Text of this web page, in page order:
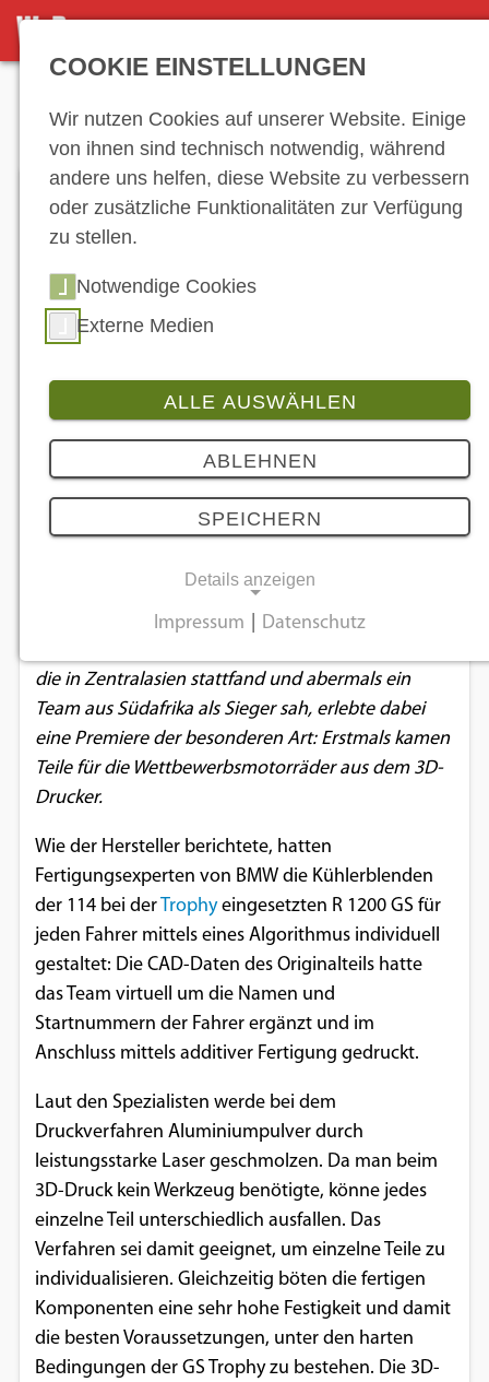
DETAILSEITE
BMW: 3D-Druck im Rallye-Einsatz
13.06.2018
Die GS Trophy 2018 von BMW ist Geschichte. Die
diesjährige Auflage des alle zwei Jahre
die in Zentralasien stattfand und abermals ein
Team aus Südafrika als Sieger sah, erlebte dabei
eine Premiere der besonderen Art: Erstmals kamen
Teile für die Wettbewerbsmotorräder aus dem 3D-
Drucker.
Wie der Hersteller berichtete, hatten
Fertigungsexperten von BMW die Kühlerblenden
der 114 bei derTrophyeingesetzten R 1200 GS für
jeden Fahrer mittels eines Algorithmus individuell
gestaltet: Die CAD-Daten des Originalteils hatte
das Team virtuell um die Namen und
Startnummern der Fahrer ergänzt und im
Anschluss mittels additiver Fertigung gedruckt.
Laut den Spezialisten werde bei dem
Druckverfahren Aluminiumpulver durch
leistungsstarke Laser geschmolzen. Da man beim
3D-Druck kein Werkzeug benötigte, könne jedes
einzelne Teil unterschiedlich ausfallen. Das
Verfahren sei damit geeignet, um einzelne Teile zu
individualisieren. Gleichzeitig böten die fertigen
Komponenten eine sehr hohe Festigkeit und damit
die besten Voraussetzungen, unter den harten
Bedingungen der GS Trophy zu bestehen. Die 3D-
COOKIE EINSTELLUNGEN
Wir nutzen Cookies auf unserer Website. Einige
von ihnen sind technisch notwendig, während
andere uns helfen, diese Website zu verbessern
oder zusätzliche Funktionalitäten zur Verfügung
zu stellen.
Notwendige Cookies
Externe Medien
ALLE AUSWÄHLEN
ABLEHNEN
SPEICHERN
Details anzeigen
Notwendige Cookies ermöglichen
grundlegende Funktionen und sind für die
einwandfreie Funktion der Website
erforderlich.
Name:
cookie_consent
Zweck:
Dieser Cookie speichert die ausgewählten
Einverständnis-Optionen des Benutzers
Cookie Laufzeit:
EXTERNE MEDIEN
Um Inhalte von Videoplattformen und
Social Media Plattformen anzeigen zu
können, werden von diesen externen
Medien Cookies gesetzt.
YouTube
Impressum Datenschutz